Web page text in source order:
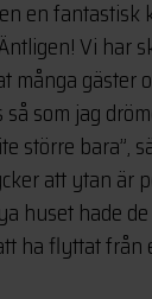
en fantastisk
Vi har
många gäster
som jag
större bara”,
att ytan är
huset hade
ha flyttat från